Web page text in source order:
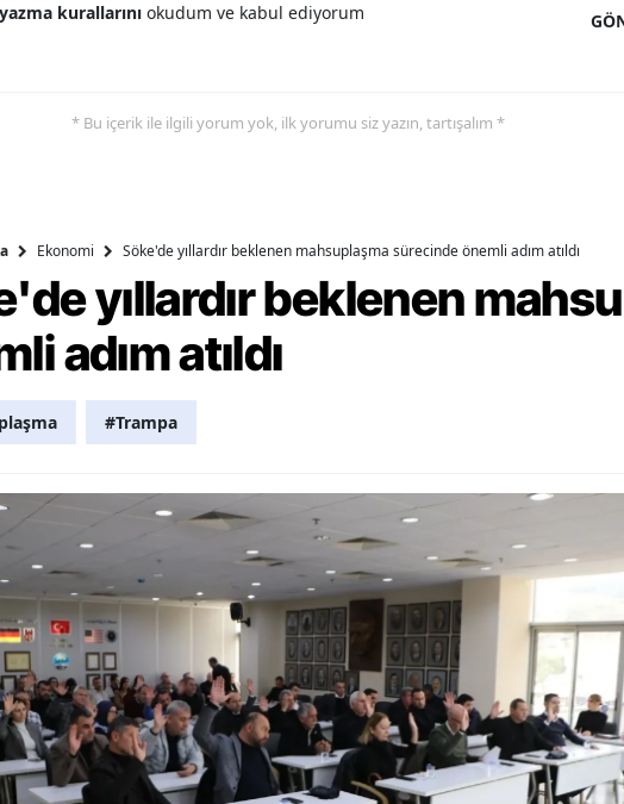
Mardin
Muğla
Muş
Sakarya
Samsun
Siirt
Sinop
Sivas
kurallarını okudum ve kabul ediyorum
* Bu içerik ile ilgili yorum yok, ilk yorumu siz yazın, tartışalım *
Ekonomi Söke'de yıllardır beklenen mahsuplaşma sürecinde önemli adım atıldı
yıllardır beklenen
adım atıldı
#Trampa